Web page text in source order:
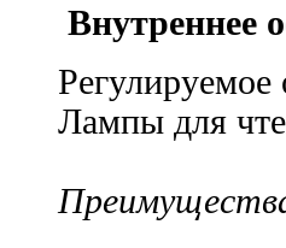
Внутреннее
Лампы для